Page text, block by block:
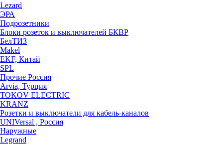
Lezard
ЭРА
Подрозетники
Блоки розеток и выключателей БКВР
БелТИЗ
Makel
EKF, Китай
SPL
Прочие Россия
Arvia, Турция
TOKOV ELECTRIC
KRANZ
Розетки и выключатели для кабель-каналов
UNIVersal , Россия
Наружные
Legrand